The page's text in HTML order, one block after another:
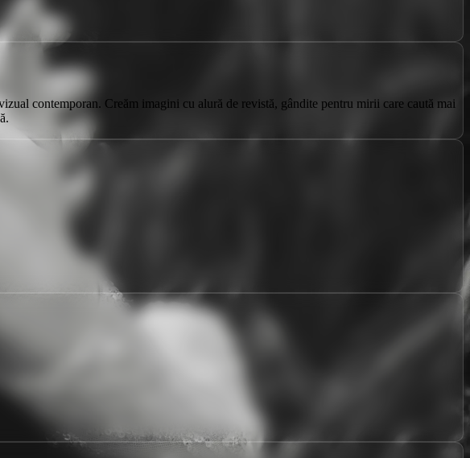
contemporan. Creăm imagini cu alură de revistă, gândite pentru mirii care caută mai